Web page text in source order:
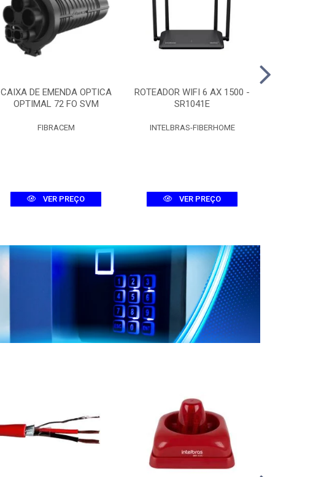
CAIXA DE EMENDA OPTICA
OPTIMAL 72 FO SVM
FIBRACEM
VER PREÇO
ROTEADOR WIFI 6 AX 1500 -
SR1041E
INTELBRAS-FIBERHOME
VER PREÇO